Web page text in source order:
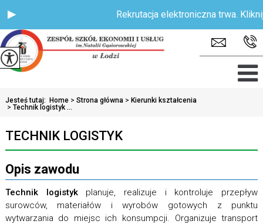
Rekrutacja elektroniczna trwa. Kliknij
Jesteś tutaj: Home > Strona główna > Kierunki kształcenia
> Technik logistyk ...
TECHNIK LOGISTYK
Opis zawodu
Technik logistykplanuje, realizuje i kontroluje przepływ
surowców, materiałów i wyrobów gotowych z punktu
wytwarzania do miejsc ich konsumpcji. Organizuje transport